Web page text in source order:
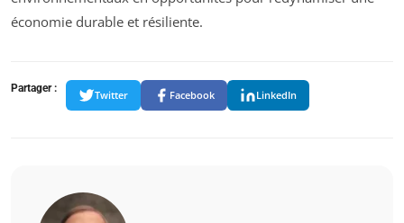
économie durable et résiliente.
Partager :
Twitter Facebook LinkedIn